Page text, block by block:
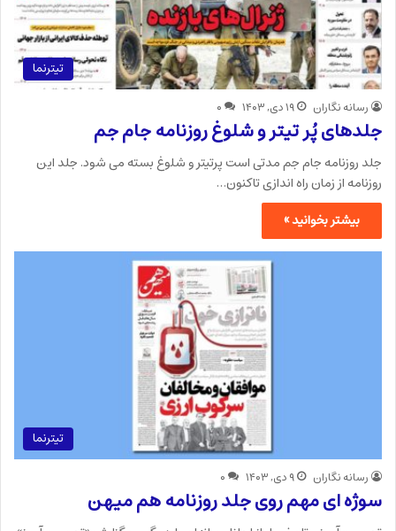
تیترنما
رسانه نگاران ۱۹ دی, ۱۴۰۳ ۰
جلدهای پُر تیتر و شلوغ روزنامه جام جم
جلد روزنامه جام جم مدتی است پرتیتر و شلوغ بسته می شود. جلد این
روزنامه از زمان راه اندازی تاکنون…
بیشتر بخوانید »
تیترنما
رسانه نگاران ۹ دی, ۱۴۰۳ ۰
سوژه ای مهم روی جلد روزنامه هم میهن